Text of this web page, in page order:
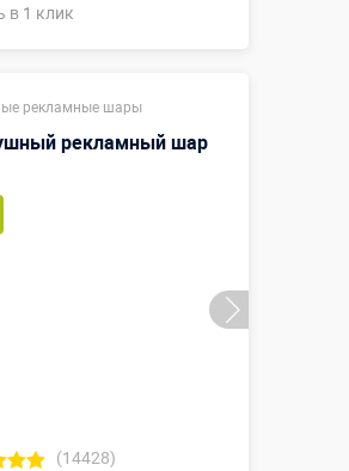
в 1 клик
рекламные шары
рекламный шар
(14428)